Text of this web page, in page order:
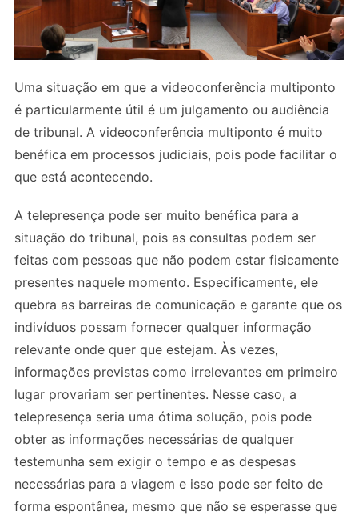
Uma situação em que a videoconferência multiponto
é particularmente útil é um julgamento ou audiência
de tribunal. A videoconferência multiponto é muito
benéfica em processos judiciais, pois pode facilitar o
que está acontecendo.
A telepresença pode ser muito benéfica para a
situação do tribunal, pois as consultas podem ser
feitas com pessoas que não podem estar fisicamente
presentes naquele momento. Especificamente, ele
quebra as barreiras de comunicação e garante que os
indivíduos possam fornecer qualquer informação
relevante onde quer que estejam. Às vezes,
informações previstas como irrelevantes em primeiro
lugar provariam ser pertinentes. Nesse caso, a
telepresença seria uma ótima solução, pois pode
obter as informações necessárias de qualquer
testemunha sem exigir o tempo e as despesas
necessárias para a viagem e isso pode ser feito de
forma espontânea, mesmo que não se esperasse que